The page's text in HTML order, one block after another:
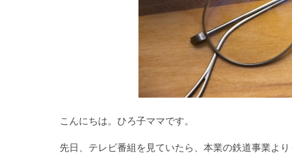
こんにちは。ひろ子ママです。
先日、テレビ番組を見ていたら、本業の鉄道事業よ